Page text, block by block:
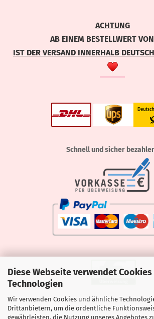
Diese Webseite verwendet
Technologien
Wir verwenden Cookies und ähnliche
Drittanbietern, um die ordentliche
gewährleisten, die Nutzung unseres Angebotes
ACHTUNG
AB EINEM BESTELLWERT VON
IST DER VERSAND INNERHALB
Schnell und sicher